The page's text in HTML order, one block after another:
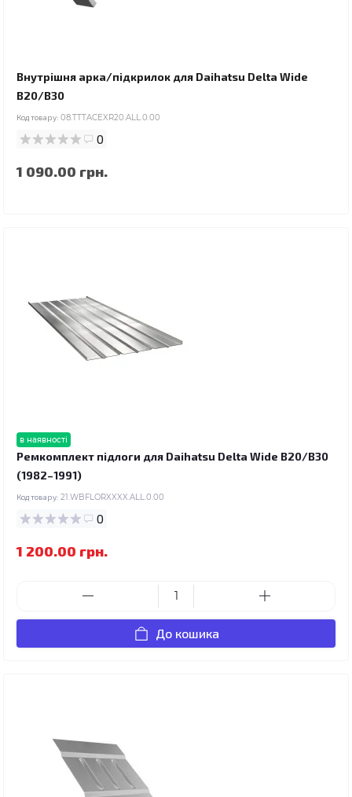
Внутрішня арка/підкрилок для Daihatsu Delta Wide
B20/B30
Код товару: 08.TTTACEXR20.ALL.0.00
0
1 090.00 грн.
в наявності
Ремкомплект підлоги для Daihatsu Delta Wide B20/B30
(1982–1991)
Код товару: 21.WBFLORXXXX.ALL.0.00
0
1 200.00 грн.
До кошика